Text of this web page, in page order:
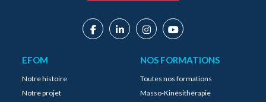
EFOM
Notre histoire
Notre projet
NOS FORMATIONS
Toutes nos formations
Masso-Kinésithérapie